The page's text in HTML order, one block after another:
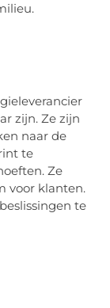
zijn. Ze zijn
naar de
te
Ze
voor klanten.
te